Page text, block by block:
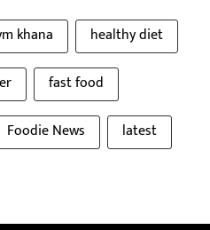
khana
healthy diet
fast food
Foodie News latest